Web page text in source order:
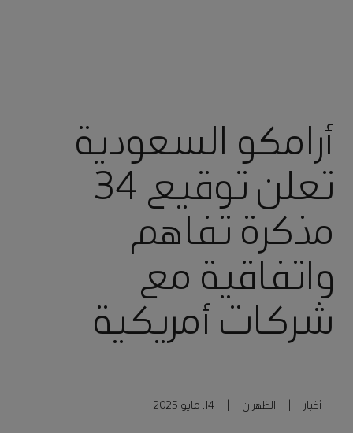
أرامكو السعودية
تعلن توقيع 34
مذكرة تفاهم
واتفاقية مع
شركات أمريكية
أخبار الظهران 14, مايو 2025